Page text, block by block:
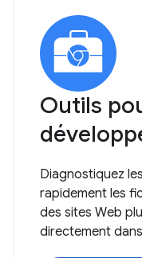
Outils
Diagnostiquez
rapidement les
des sites Web
directement